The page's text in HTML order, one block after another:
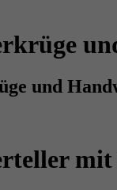
und